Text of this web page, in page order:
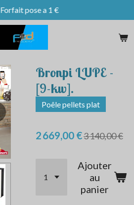
Forfait pose a 1 €
Bronpi LUPE -
[9-kw].
Poêle pellets plat
2 669,00 €3 140,00 €
Ajouter
au
panier